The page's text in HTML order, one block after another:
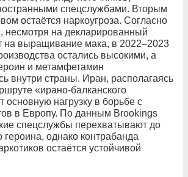
спецслужбами. Вторым
остаётся наркоугроза. Согласно
несмотря на декларированный
на выращивание мака, в 2022–2023
остались высокими, а
и метамфетамин
внутри страны. Иран, располагаясь
«ирано-балканского
основную нагрузку в борьбе с
в Европу. По данным Brookings
спецслужбы перехватывают до
героина, однако контрабанда
остаётся устойчивой